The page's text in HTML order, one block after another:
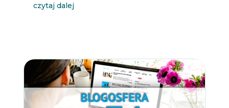
czytaj dalej